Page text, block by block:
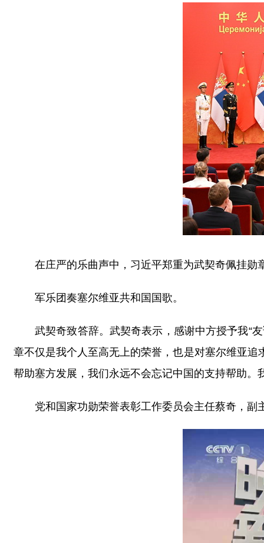
在庄严的乐曲声中，习近平郑重为武契奇佩挂
军乐团奏塞尔维亚共和国国歌。
武契奇致答辞。武契奇表示，感谢中方授予我“
章不仅是我个人至高无上的荣誉，也是对塞尔维亚
帮助塞方发展，我们永远不会忘记中国的支持帮助
党和国家功勋荣誉表彰工作委员会主任蔡奇，